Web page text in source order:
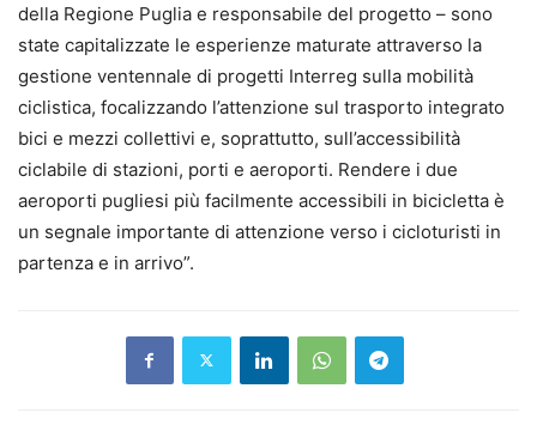
della Regione Puglia e responsabile del progetto – sono
state capitalizzate le esperienze maturate attraverso la
gestione ventennale di progetti Interreg sulla mobilità
ciclistica, focalizzando l’attenzione sul trasporto integrato
bici e mezzi collettivi e, soprattutto, sull’accessibilità
ciclabile di stazioni, porti e aeroporti. Rendere i due
aeroporti pugliesi più facilmente accessibili in bicicletta è
un segnale importante di attenzione verso i cicloturisti in
partenza e in arrivo”.